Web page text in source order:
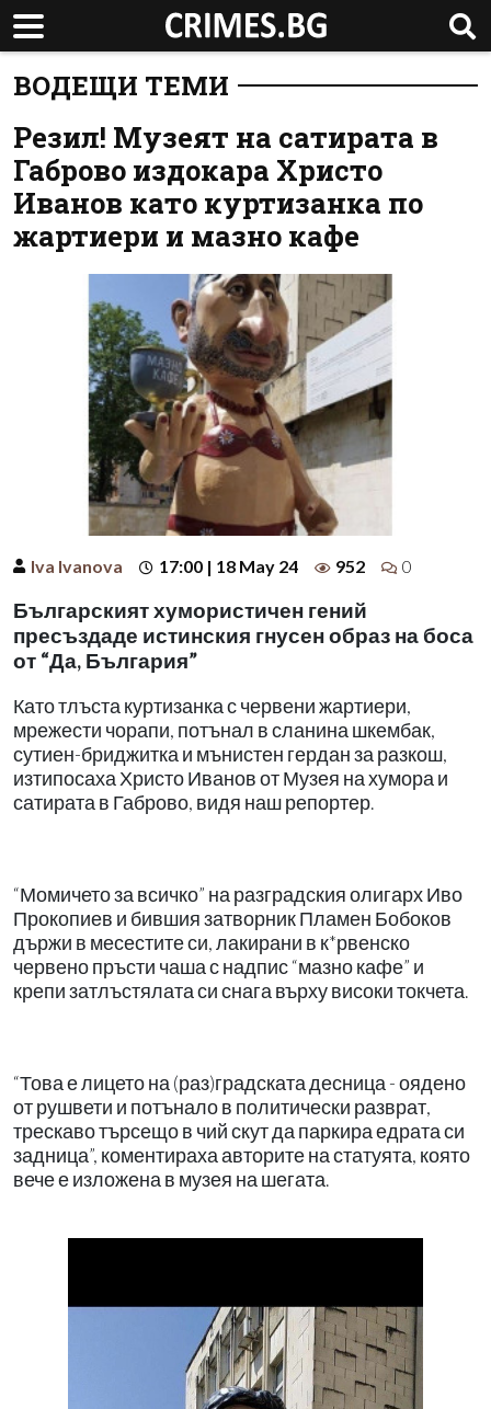
ВОДЕЩИ ТЕМИ
Резил! Музеят на сатирата в
Габрово издокара Христо
Иванов като куртизанка по
жартиери и мазно кафе
Iva Ivanova 17:00 | 18 May 24 952 0
Българският хумористичен гений
пресъздаде истинския гнусен образ на боса
от “Да, България”
Като тлъста куртизанка с червени жартиери,
мрежести чорапи, потънал в сланина шкембак,
сутиен-бриджитка и мънистен гердан за разкош,
изтипосаха Христо Иванов от Музея на хумора и
сатирата в Габрово, видя наш репортер.
“Момичето за всичко” на разградския олигарх Иво
Прокопиев и бившия затворник Пламен Бобоков
държи в месестите си, лакирани в к*рвенско
червено пръсти чаша с надпис “мазно кафе” и
крепи затлъстялата си снага върху високи токчета.
“Това е лицето на (раз)градската десница - оядено
от рушвети и потънало в политически разврат,
трескаво търсещо в чий скут да паркира едрата си
задница”, коментираха авторите на статуята, която
вече е изложена в музея на шегата.